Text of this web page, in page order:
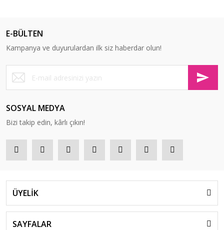
E-BÜLTEN
Kampanya ve duyurulardan ilk siz haberdar olun!
SOSYAL MEDYA
Bizi takip edin, kârlı çıkın!
ÜYELİK
SAYFALAR